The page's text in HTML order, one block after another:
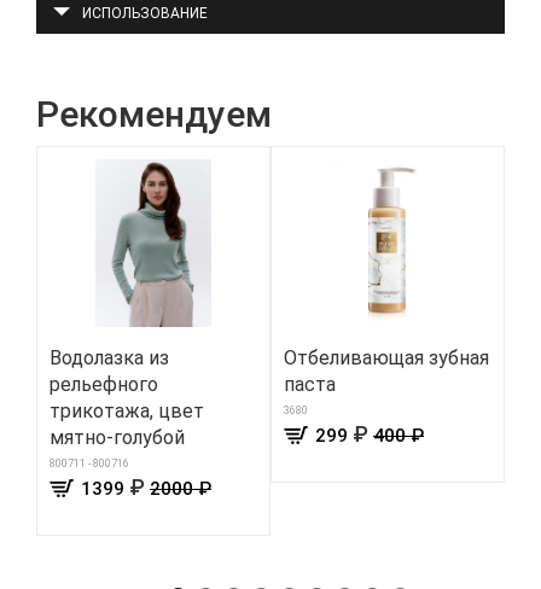
ИСПОЛЬЗОВАНИЕ
Рекомендуем
Водолазка из
рельефного
трикотажа, цвет
мятно-голубой
800711 - 800716
1399 ₽ 2000 ₽
Отбеливающая зубная
паста
3680
299 ₽ 400 ₽